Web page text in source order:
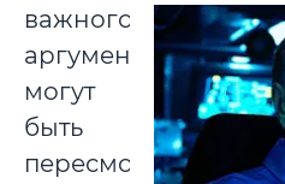
важного
аргумента
могут
быть
пересмотрены